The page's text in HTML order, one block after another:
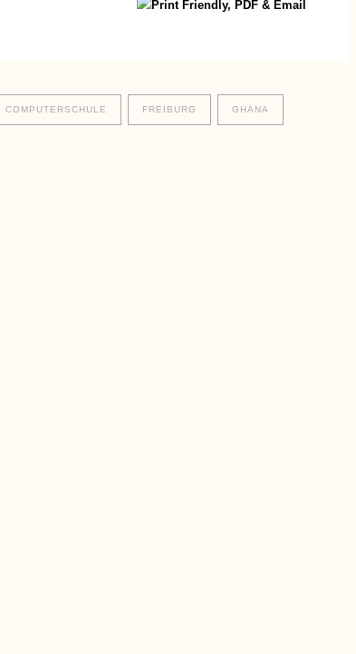
COMPUTERSCHULE FREIBURG GHANA